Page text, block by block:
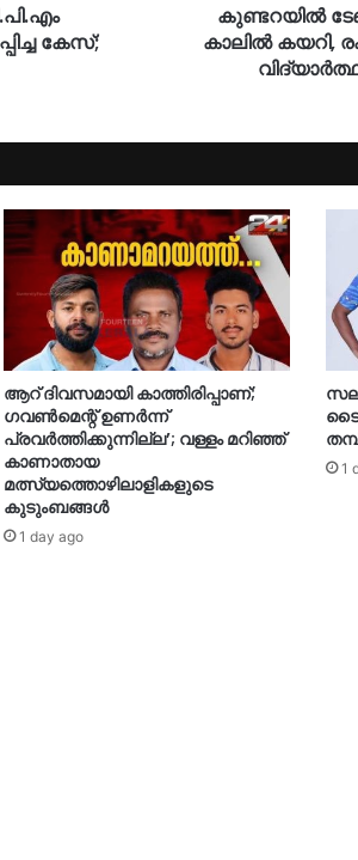
കേസ്;
കുണ്ടറയിൽ
കാലിൽ കയറി,
ആറ് ദിവസമായി കാത്തിരിപ്പാണ്;
ഗവണ്‍മെന്റ് ഉണര്‍ന്ന്
പ്രവര്‍ത്തിക്കുന്നില്ല’; വള്ളം മറിഞ്ഞ്
കാണാതായ
മത്സ്യത്തൊഴിലാളികളുടെ
കുടുംബങ്ങള്‍
1 day ago
1